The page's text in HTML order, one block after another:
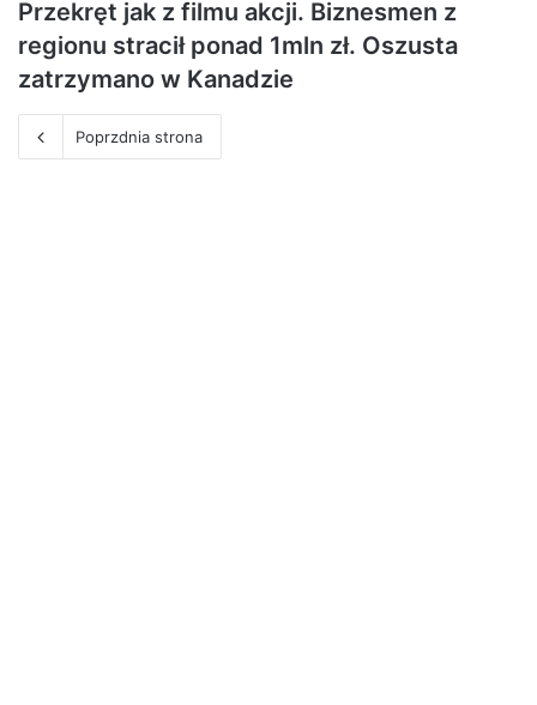
Przekręt jak z filmu akcji. Biznesmen z
regionu stracił ponad 1mln zł. Oszusta
zatrzymano w Kanadzie
Poprzdnia strona